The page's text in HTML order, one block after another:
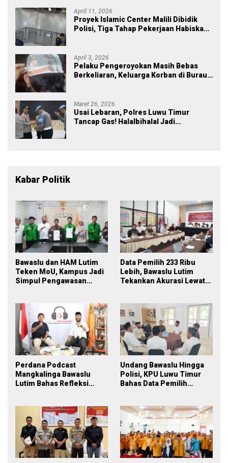
April 11, 2026
Proyek Islamic Center Malili Dibidik
Polisi, Tiga Tahap Pekerjaan Habiskan
April 3, 2026
Pelaku Pengeroyokan Masih Bebas
Berkeliaran, Keluarga Korban di Burau
Maret 26, 2026
Usai Lebaran, Polres Luwu Timur
Tancap Gas! Halalbihalal Jadi
Kabar Politik
Bawaslu dan HAM Lutim
Teken MoU, Kampus Jadi
Simpul Pengawasan
Data Pemilih 233 Ribu
Lebih, Bawaslu Lutim
Tekankan Akurasi Lewat
Perdana Podcast
Mangkalinga Bawaslu
Lutim Bahas Refleksi
Undang Bawaslu Hingga
Polisi, KPU Luwu Timur
Bahas Data Pemilih